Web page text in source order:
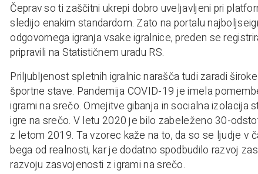
Čeprav so ti zaščitni ukrepi dobro uveljavljeni pri
sledijo enakim standardom. Zato na portalu
odgovornega igranja vsake igralnice, preden se
pripravili na Statističnem uradu RS.
Priljubljenost spletnih igralnic narašča tudi zaradi
športne stave. Pandemija COVID-19 je imela
igrami na srečo. Omejitve gibanja in socialna
igre na srečo. V letu 2020 je bilo zabeleženo 30-
z letom 2019. Ta vzorec kaže na to, da so se ljudje v
bega od realnosti, kar je dodatno spodbudilo razvoj
razvoju zasvojenosti z igrami na srečo.